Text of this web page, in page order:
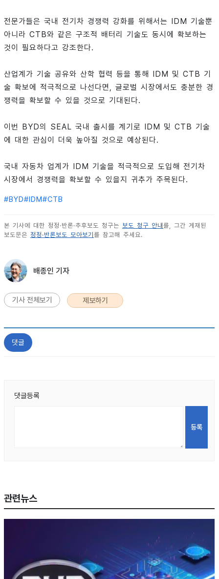
전문가들은 국내 전기차 경쟁력 강화를 위해서는 IDM 기술뿐
아니라 CTB와 같은 구조적 배터리 기술도 동시에 확보하는
것이 필요하다고 강조한다.
산업계가 기술 공유와 산학 협력 등을 통해 IDM 및 CTB 기
술 확보에 적극적으로 나선다면, 글로벌 시장에서도 충분한 경
쟁력을 확보할 수 있을 것으로 기대된다.
이번 BYD의 SEAL 국내 출시를 계기로 IDM 및 CTB 기술
에 대한 관심이 더욱 높아질 것으로 예상된다.
국내 자동차 업계가 IDM 기술을 적극적으로 도입해 전기차
시장에서 경쟁력을 확보할 수 있을지 귀추가 주목된다.
#BYD#IDM#CTB
본 기사에 대한 정정·반론·추후보도 청구는 보도 청구 안내를, 그간 게재된
보도문은 정정·반론보도 모아보기를 참고해 주세요.
배종인 기자
기사 전체보기 제보하기
댓글
댓글등록
관련뉴스